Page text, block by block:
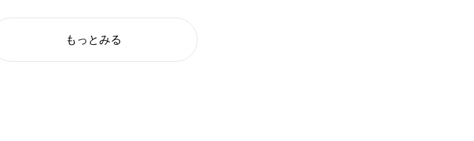
もっとみる